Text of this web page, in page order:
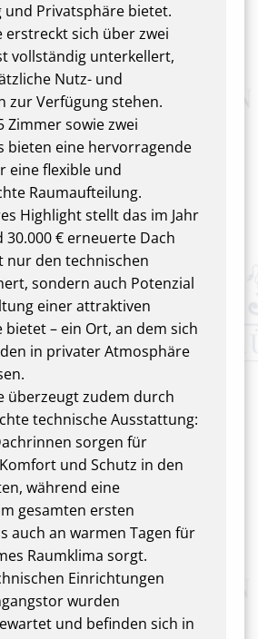
und Privatsphäre bietet.
erstreckt sich über zwei
vollständig unterkellert,
Nutz- und
zur Verfügung stehen.
Zimmer sowie zwei
bieten eine hervorragende
eine flexible und
Raumaufteilung.
Highlight stellt das im Jahr
€ erneuerte Dach
nur den technischen
sondern auch Potenzial
einer attraktiven
bietet – ein Ort, an dem sich
in privater Atmosphäre
überzeugt zudem durch
technische Ausstattung:
sorgen für
und Schutz in den
während eine
gesamten ersten
auch an warmen Tagen für
Raumklima sorgt.
Einrichtungen
wurden
und befinden sich in